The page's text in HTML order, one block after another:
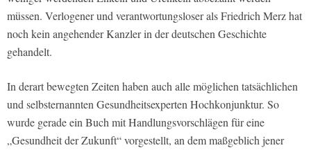
müssen. Verlogener und verantwortungsloser als Friedrich Merz hat
noch kein angehender Kanzler in der deutschen Geschichte
gehandelt.
In derart bewegten Zeiten haben auch alle möglichen tatsächlichen
und selbsternannten Gesundheitsexperten Hochkonjunktur. So
wurde gerade ein Buch mit Handlungsvorschlägen für eine
„Gesundheit der Zukunft“ vorgestellt, an dem maßgeblich jener